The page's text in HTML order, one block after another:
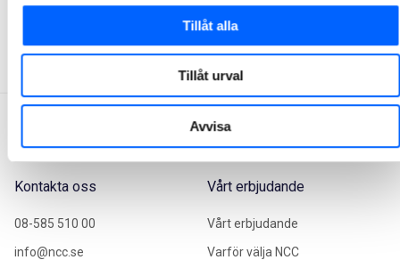
Tillåt alla
Tillåt urval
Avvisa
2 3
Kontakta oss
08-585 510 00
info@ncc.se
Vårt erbjudande
Vårt erbjudande
Varför välja NCC